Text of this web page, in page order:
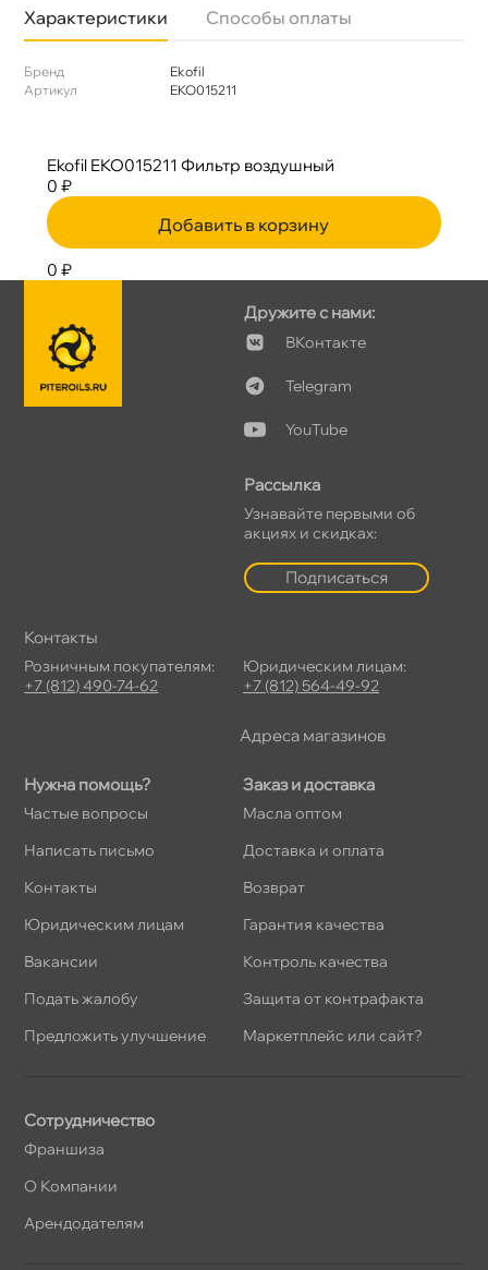
Характеристики Способы оплаты
Бренд
Ekofil
Артикул
EKO015211
Ekofil EKO015211 Фильтр воздушный
0 ₽
Добавить в корзину
0 ₽
Нужна помощь?
Частые вопросы
Написать письмо
Контакты
Юридическим лицам
акансии
Подать жалобу
Предложить улучшение
Заказ и доставка
Масла оптом
Доставка и оплата
озврат
Гарантия качества
Контроль качества
Защита от контрафакта
Маркетплейс или сайт?
Дружите с нами:
Контакте
Telegram
YouTube
Рассылка
Узнавайте первыми о
акциях и скидках:
Подписаться
Сотрудничество
Франшиза
О Компании
Арендодателям
Контакты
Розничным покупателям:
+7 (812) 490-74-62
Юридическим лицам:
+7 (812) 564-49-92
Адреса магазино